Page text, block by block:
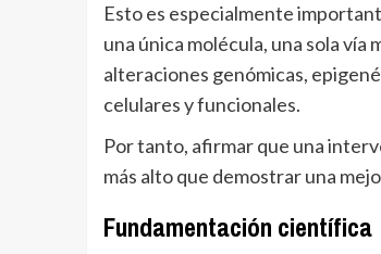
Esto es especialmente
una única molécula, una sola
alteraciones genómicas,
celulares y funcionales.
Por tanto, afirmar que una
más alto que demostrar una
Fundamentación científica